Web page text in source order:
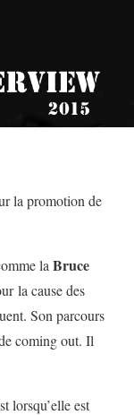
la promotion de
la Bruce
la cause des
Son parcours
coming out. Il
lorsqu’elle est